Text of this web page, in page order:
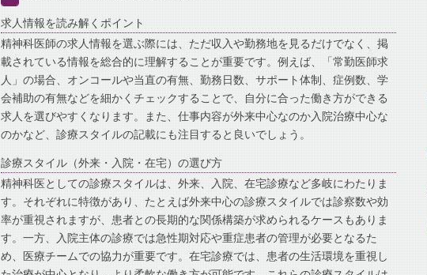
求人情報を読み解くポイント
精神科医師の求人情報を選ぶ際には、ただ収入や勤務地を見るだけでなく、掲
載されている情報を総合的に理解することが重要です。例えば、「常勤医師求
人」の場合、オンコールや当直の有無、勤務日数、サポート体制、症例数、学
会補助の有無などを細かくチェックすることで、自分に合った働き方ができる
求人を選びやすくなります。また、仕事内容が外来中心なのか入院治療中心な
のかなど、診療スタイルの記載にも注目すると良いでしょう。
診療スタイル（外来・入院・在宅）の選び方
精神科医としての診療スタイルは、外来、入院、在宅診療など多岐にわたりま
す。それぞれに特徴があり、たとえば外来中心の診療スタイルでは診察数や効
率が重視されますが、患者との長期的な関係構築が求められるケースもありま
す。一方、入院主体の診療では急性期対応や重症患者の管理が必要となるた
め、医療チームでの協力が重要です。在宅診療では、患者の生活環境を重視し